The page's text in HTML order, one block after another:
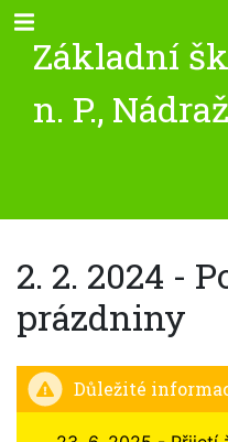
Základní
n. P.,
2. 2. 2024 -
prázdniny
Důležité